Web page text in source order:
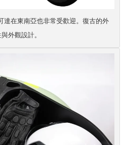
達在東南亞也非常受歡迎。復古的外
外觀設計。